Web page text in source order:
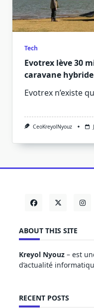
Tech
Evotrex lève 30
caravane hybride
Evotrex n’existe
CeoKreyolNyouz
ABOUT THIS SITE
Kreyol Nyouz – est
d’actualité
RECENT POSTS